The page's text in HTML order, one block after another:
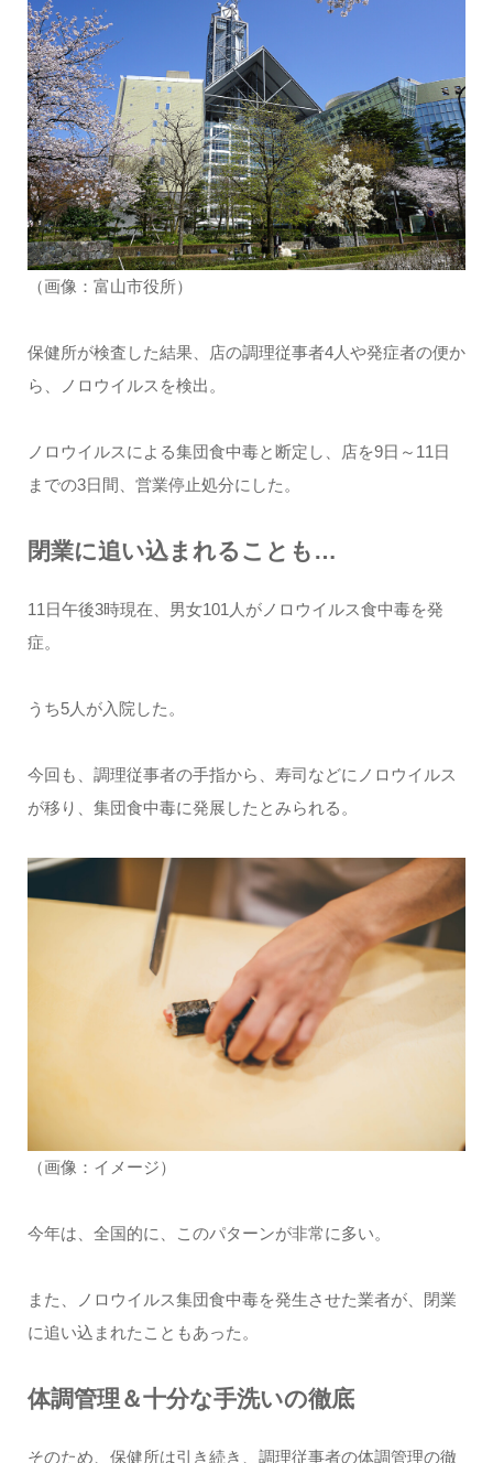
（画像：富山市役所）
保健所が検査した結果、店の調理従事者4人や発症者の便か
ら、ノロウイルスを検出。
ノロウイルスによる集団食中毒と断定し、店を9日～11日
までの3日間、営業停止処分にした。
閉業に追い込まれることも…
11日午後3時現在、男女101人がノロウイルス食中毒を発
症。
うち5人が入院した。
今回も、調理従事者の手指から、寿司などにノロウイルス
が移り、集団食中毒に発展したとみられる。
（画像：イメージ）
今年は、全国的に、このパターンが非常に多い。
また、ノロウイルス集団食中毒を発生させた業者が、閉業
に追い込まれたこともあった。
体調管理＆十分な手洗いの徹底
そのため、保健所は引き続き、調理従事者の体調管理の徹